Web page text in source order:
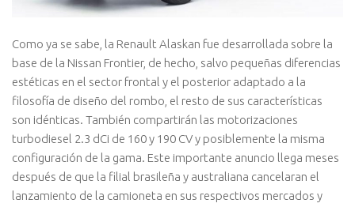
Como ya se sabe, la Renault Alaskan fue desarrollada sobre la
base de la Nissan Frontier, de hecho, salvo pequeñas diferencias
estéticas en el sector frontal y el posterior adaptado a la
filosofía de diseño del rombo, el resto de sus características
son idénticas. También compartirán las motorizaciones
turbodiesel 2.3 dCi de 160 y 190 CV y posiblemente la misma
configuración de la gama. Este importante anuncio llega meses
después de que la filial brasileña y australiana cancelaran el
lanzamiento de la camioneta en sus respectivos mercados y